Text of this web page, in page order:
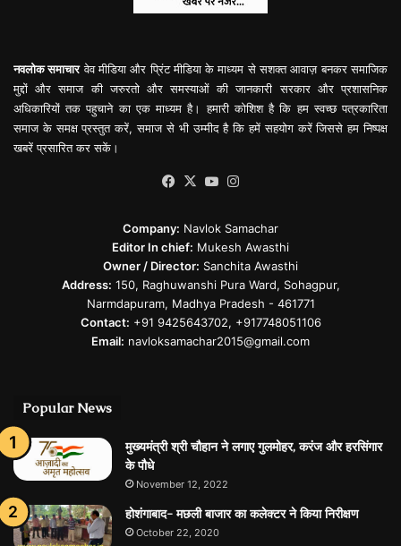
नवलोक समाचारवेव मीडिया और प्रिंट मीडिया के माध्यम से सशक्त आवाज़ बनकर समाजिक
मुद्दों और समाज की जरुरतो और समस्याओं की जानकारी सरकार और प्रशासनिक
अधिकारियों तक पहुचाने का एक माध्यम है। हमारी कोशिश है कि हम स्वच्छ पत्रकारिता
समाज के समक्ष प्रस्तुत करें, समाज से भी उम्मीद है कि हमें सहयोग करें जिससे हम निष्पक्ष
खबरें प्रसारित कर सकें।
Facebook
X YouTube
Company: Navlok Samachar
Editor In chief: Mukesh Awasthi
Owner / Director: Sanchita Awasthi
Address: 150, Raghuwanshi Pura Ward, Sohagpur,
Narmdapuram, Madhya Pradesh - 461771
Contact: +91 9425643702, +917748051106
Email: navloksamachar2015@gmail.com
Popular News
मुख्यमंत्री श्री चौहान ने लगाए गुलमोहर, करंज और हरसिंगार
के पौधे
November 12, 2022
होशंगाबाद- मछली बाजार का कलेक्टर ने किया निरीक्षण
October 22, 2020